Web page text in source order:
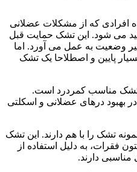
افرادی که از مشکلات عضلانی
می شود. این تشک حمایت قبل
وضعیت به عمل می آورد. اما
پایین و اصطلاحا یک تشک
تشک مناسب کمردرد است.
بهبود درهای عضلانی و اسکلتی
تشک را با هم دارند. این تشک
فقرات، به دلیل استفاده از
دارند.